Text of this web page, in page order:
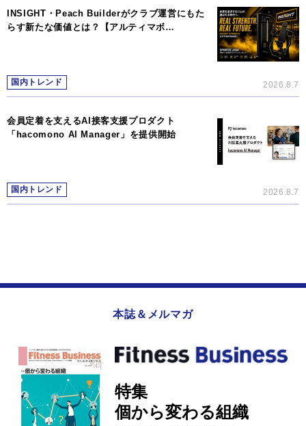
INSIGHT・Peach Builderがクラブ運営にもた
らす新たな価値とは？【アルティマボ…
国内トレンド 2026.8.7
会員定着を支えるAI接客支援プロダクト
「hacomono AI Manager」を提供開始
国内トレンド 2026.8.7
本誌＆メルマガ
特集
個から変わる組織